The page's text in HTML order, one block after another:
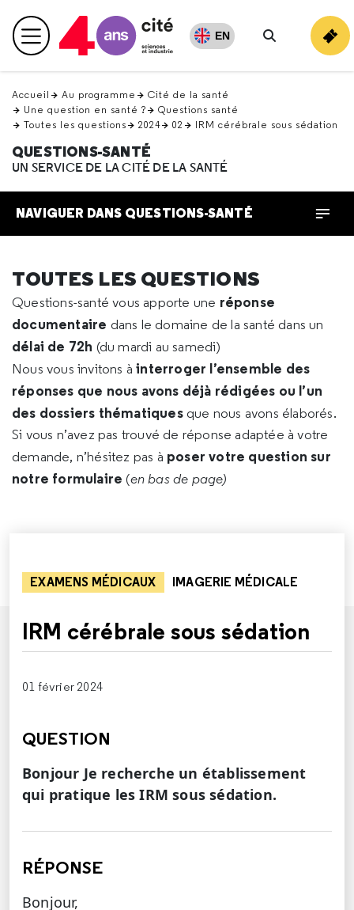
en
haut Menu principal EN
Rechercher
Accueil Au programme
Cité de la santé
Une question en santé ?
Questions santé
Toutes les questions
2024 02 IRM cérébrale sous sédation
QUESTIONS-SANTÉ
UN SERVICE DE LA CITÉ DE LA SANTÉ
NAVIGUER DANS QUESTIONS-SANTÉ
TOUTES LES QUESTIONS
Questions-santé vous apporte une réponse
documentaire dans le domaine de la santé dans un
délai de 72h (du mardi au samedi)
Nous vous invitons àinterroger l’ensemble des
réponses que nous avons déjà rédigées ou l’un
des dossiers thématiques que nous avons élaborés.
Si vous n’avez pas trouvé de réponse adaptée à votre
demande, n’hésitez pas à poser votre question sur
notre formulaire (en bas de page)
EXAMENS MÉDICAUX IMAGERIE MÉDICALE
IRM cérébrale sous sédation
01 février 2024
QUESTION
Bonjour Je recherche un établissement
qui pratique les IRM sous sédation.
RÉPONSE
Bonjour,